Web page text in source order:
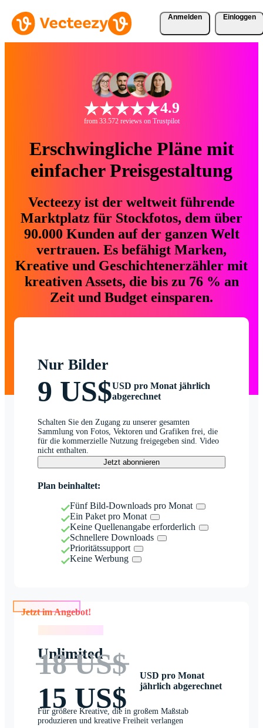
Anmelden Einloggen
4.9
from 33.572 reviews on Trustpilot
Erschwingliche Pläne mit
einfacher Preisgestaltung
Vecteezy ist der weltweit führende
Marktplatz für Stockfotos, dem über
90.000 Kunden auf der ganzen Welt
vertrauen. Es befähigt Marken,
Kreative und Geschichtenerzähler mit
kreativen Assets, die bis zu 76 % an
Zeit und Budget einsparen.
Nur Bilder
9 US$USD pro Monat jährlich
abgerechnet
Schalten Sie den Zugang zu unserer gesamten
Sammlung von Fotos, Vektoren und Grafiken frei, die
für die kommerzielle Nutzung freigegeben sind. Video
nicht enthalten.
Jetzt abonnieren
Plan beinhaltet:
Fünf Bild-Downloads pro Monat
Ein Paket pro Monat
Keine Quellenangabe erforderlich
Schnellere Downloads
Prioritätssupport
Keine Werbung
Jetzt im Angebot!
Unlimited
18 US$
15 US$
USD pro Monat
jährlich abgerechnet
Für größere Kreative, die in großem Maßstab
produzieren und kreative Freiheit verlangen